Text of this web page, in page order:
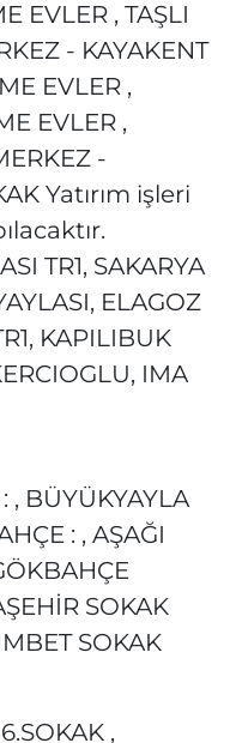
EVLER , TAŞLI
- KAYAKENT
EVLER ,
EVLER ,
-
Yatırım işleri
TR1, SAKARYA
ELAGOZ
KAPILIBUK
IMA
, BÜYÜKYAYLA
: , AŞAĞI
SOKAK
SOKAK
,